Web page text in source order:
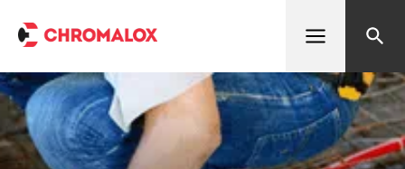
Abrir menúBuscar